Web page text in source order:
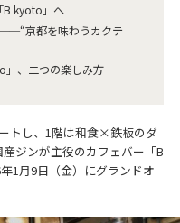
B kyoto」へ
京都を味わうカクテ
、二つの楽しみ方
トし、1階は和食×鉄板のダ
ジンが主役のカフェバー「B
1月9日（金）にグランドオ